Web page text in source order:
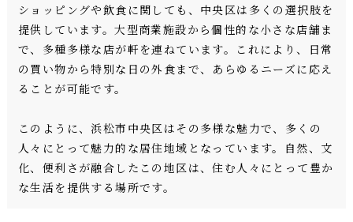
ショッピングや飲食に関しても、中央区は多くの選択肢を
提供しています。大型商業施設から個性的な小さな店舗ま
で、多種多様な店が軒を連ねています。これにより、日常
の買い物から特別な日の外食まで、あらゆるニーズに応え
ることが可能です。
このように、浜松市中央区はその多様な魅力で、多くの
人々にとって魅力的な居住地域となっています。自然、文
化、便利さが融合したこの地区は、住む人々にとって豊か
な生活を提供する場所です。